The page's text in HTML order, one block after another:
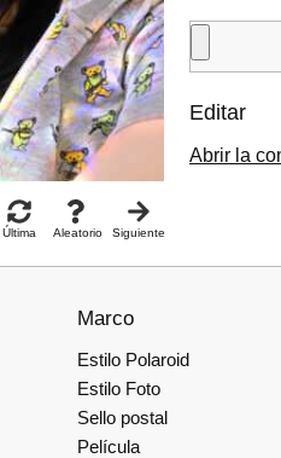
Última Aleatorio Siguiente
Editar
Abrir la
Marco
Estilo Polaroid
Estilo Foto
Sello postal
Película